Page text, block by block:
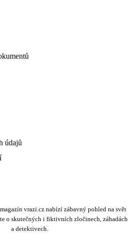
údajů
vrazi.cz nabízí zábavný pohled na svět
o skutečných i fiktivních zločinech, záhadách
a detektivech.